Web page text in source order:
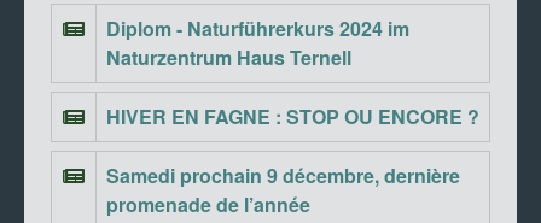
Diplom - Naturführerkurs 2024 im
Naturzentrum Haus Ternell
HIVER EN FAGNE : STOP OU ENCORE ?
Samedi prochain 9 décembre, dernière
promenade de l’année